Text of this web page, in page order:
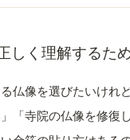
しく理解するた
る仏像を選びたいけれ
「寺院の仏像を修復